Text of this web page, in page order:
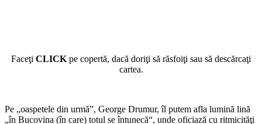
Faceţi CLICK pe copertă, dacă doriţi să răsfoiţi sau să descărcaţi
cartea.
Pe „oaspetele din urmă”, George Drumur, îl putem afla lumină lină
„în Bucovina (în care) totul se întunecă“, unde oficiază cu ritmicităţi